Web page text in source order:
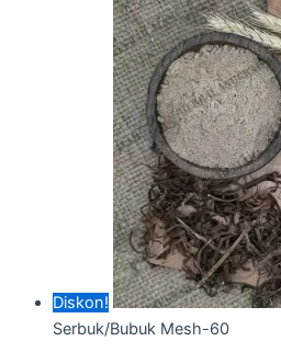
Diskon!
Serbuk/Bubuk Mesh-60